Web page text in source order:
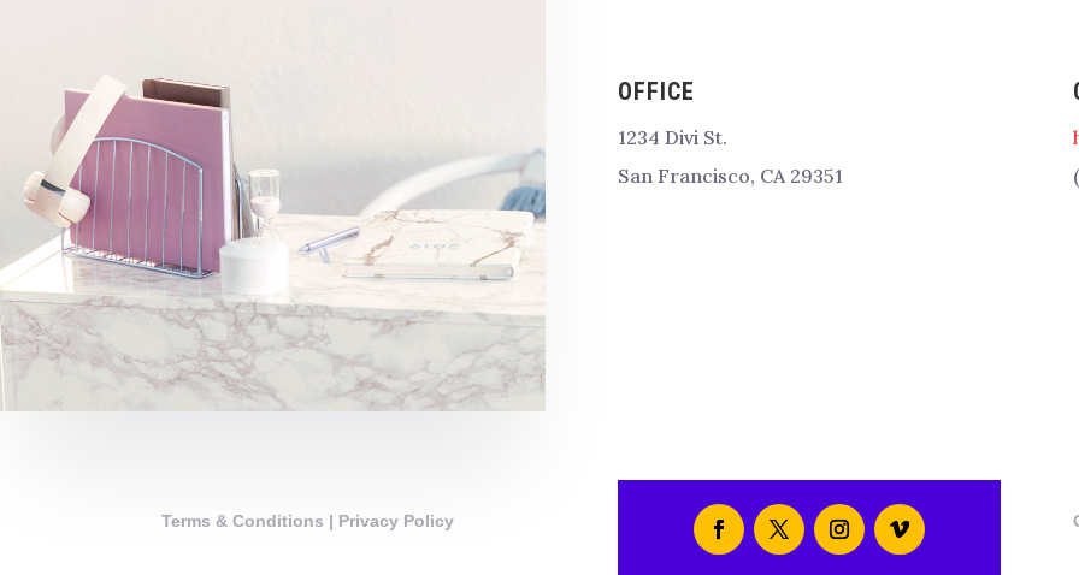
OFFICE
1234 Divi St.
San Francisco, CA 29351
Terms & Conditions | Privacy Policy